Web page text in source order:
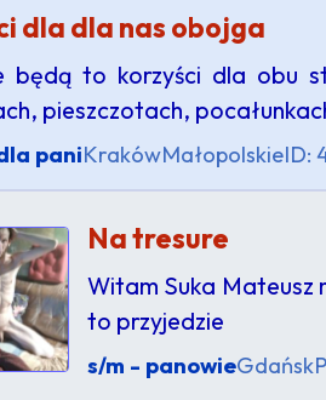
dla dla nas obojga
będą to korzyści dla obu
pieszczotach,
paniKrakówMałopolskieID:
Na tresure
Witam Suka Mateusz
to przyjedzie
s/m - panowieGdańsk